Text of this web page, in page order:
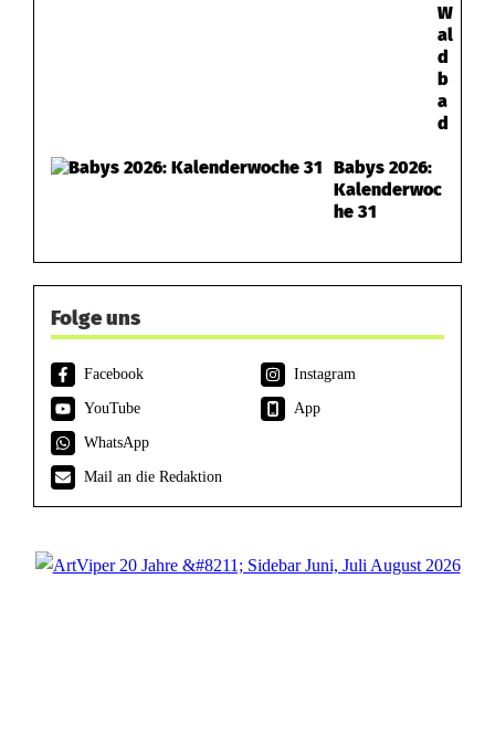
W
al
d
b
a
d
Babys 2026:
Kalenderwoc
he 31
Folge uns
Facebook
Instagram
YouTube
App
WhatsApp
Mail an die Redaktion